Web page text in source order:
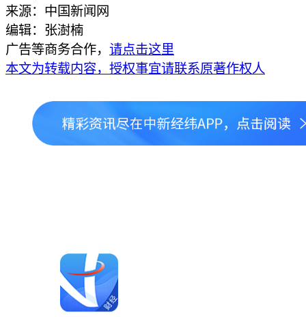
来源：中国新闻网
编辑：张澍楠
广告等商务合作， 请点击这里
本文为转载内容，授权事宜请联系原著作权人